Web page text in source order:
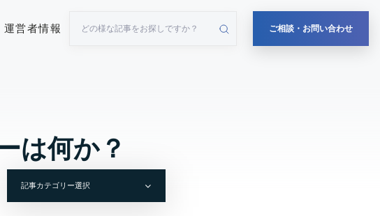
運営者情報 ご相談・お問い合わせ
は何か？